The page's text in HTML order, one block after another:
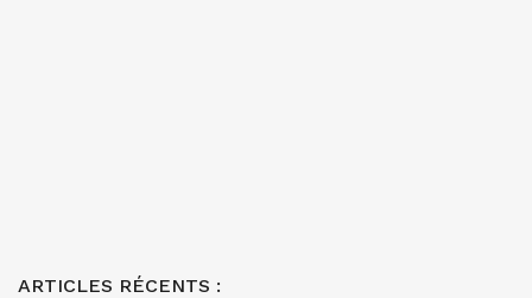
ARTICLES RÉCENTS :